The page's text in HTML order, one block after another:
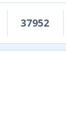
37952